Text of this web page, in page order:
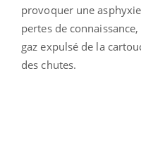
provoquer une
pertes de
gaz expulsé de la
des chutes.